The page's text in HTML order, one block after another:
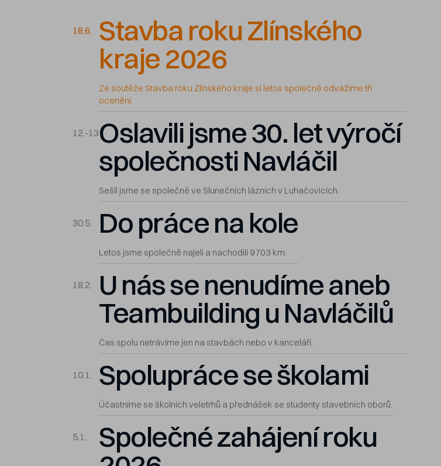
18.6.
Stavba roku Zlínského
kraje 2026
Ze soutěže Stavba roku Zlínského kraje si letos společně odvážíme tři
ocenění.
12.-13Oslavili jsme 30. let výročí
společnosti Navláčil
Sešli jsme se společně ve Slunečních lázních v Luhačovicích.
30.5. Do práce na kole
Letos jsme společně najeli a nachodili 9703 km.
18.2.
U nás se nenudíme aneb
Teambuilding u Navláčilů
Čas spolu netrávíme jen na stavbách nebo v kanceláři.
10.1. Spolupráce se školami
Účastníme se školních veletrhů a přednášek se studenty stavebních oborů.
5.1.
Společné zahájení roku